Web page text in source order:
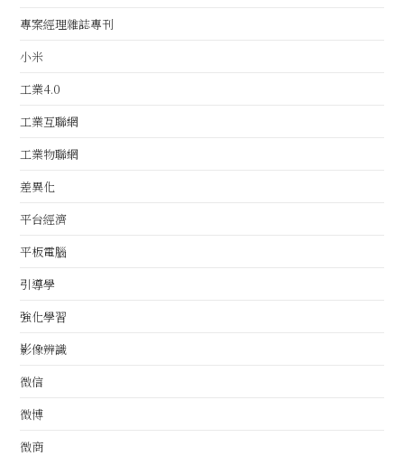
專案經理雜誌專刊
小米
工業4.0
工業互聯網
工業物聯網
差異化
平台經濟
平板電腦
引導學
強化學習
影像辨識
微信
微博
微商